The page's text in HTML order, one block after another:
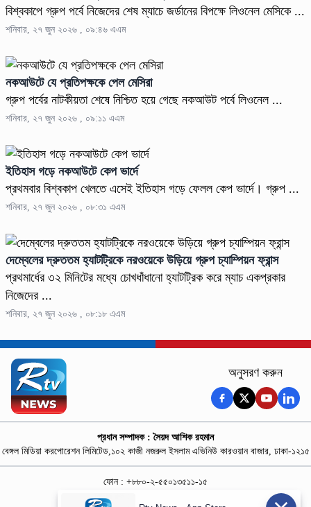
বিশ্বকাপে গ্রুপ পর্বে নিজেদের শেষ ম্যাচে জর্ডানের বিপক্ষে লিওনেল মেসিকে ...
শনিবার, ২৭ জুন ২০২৬ , ০৯:৪৬ এএম
নকআউটে যে প্রতিপক্ষকে পেল মেসিরা
গ্রুপ পর্বের নাটকীয়তা শেষে নিশ্চিত হয়ে গেছে নকআউট পর্বে লিওনেল ...
শনিবার, ২৭ জুন ২০২৬ , ০৯:১১ এএম
ইতিহাস গড়ে নকআউটে কেপ ভার্দে
প্রথমবার বিশ্বকাপ খেলতে এসেই ইতিহাস গড়ে ফেলল কেপ ভার্দে। গ্রুপ ...
শনিবার, ২৭ জুন ২০২৬ , ০৮:৩১ এএম
দেম্বেলের দ্রুততম হ্যাটট্রিকে নরওয়েকে উড়িয়ে গ্রুপ চ্যাম্পিয়ন ফ্রান্স
প্রথমার্ধের ৩২ মিনিটের মধ্যে চোখধাঁধানো হ্যাটট্রিক করে ম্যাচ একপ্রকার
নিজেদের ...
শনিবার, ২৭ জুন ২০২৬ , ০৮:১৮ এএম
অনুসরণ করুন
প্রধান সম্পাদক : সৈয়দ আশিক রহমান
বেঙ্গল মিডিয়া করপোরেশন লিমিটেড,১০২ কাজী নজরুল ইসলাম এভিনিউ কারওয়ান বাজার, ঢাকা-১২১৫
ফোন : +৮৮০-২-৫৫০১৩৫১১-১৫